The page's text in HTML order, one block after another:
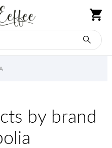
by brand